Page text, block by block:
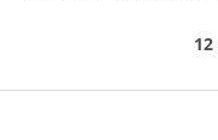
12
Z